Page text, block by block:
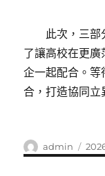
此次，三
了讓高校在更
企一起配合。
合，打造協同立
作
者
admin
發
佈